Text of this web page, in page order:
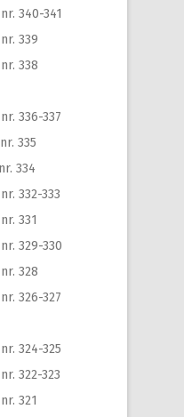
340-341
339
338
336-337
335
334
332-333
331
329-330
328
326-327
324-325
322-323
321